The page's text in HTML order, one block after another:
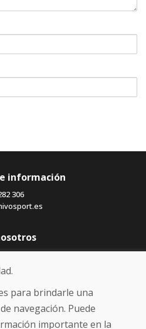
información
306
para brindarle una
navegación. Puede
importante en la